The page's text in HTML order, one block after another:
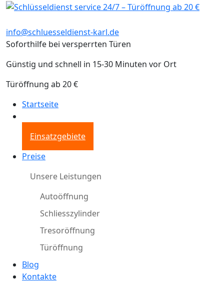
info@schluesseldienst-karl.de
Soforthilfe bei versperrten Türen
Günstig und schnell in 15-30 Minuten vor Ort
Türöffnung ab 20 €
Startseite
Einsatzgebiete
Preise
Unsere Leistungen
Autoöffnung
Schliesszylinder
Tresoröffnung
Türöffnung
Blog
Kontakte